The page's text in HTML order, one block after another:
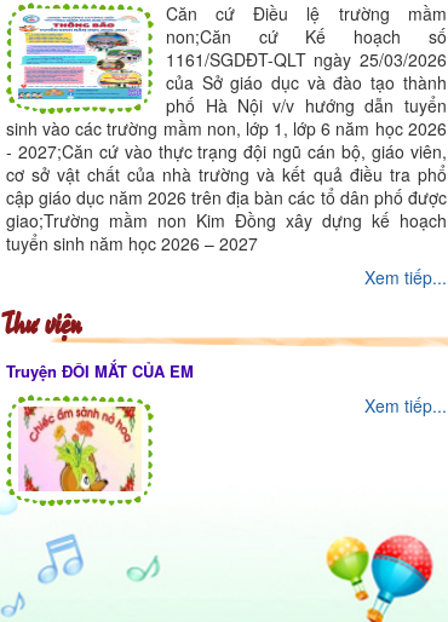
Căn cứ Điều lệ trường mầm
non;Căn cứ Kế hoạch số
1161/SGDĐT-QLT ngày 25/03/2026
của Sở giáo dục và đào tạo thành
phố Hà Nội v/v hướng dẫn tuyển
sinh vào các trường mầm non, lớp 1, lớp 6 năm học 2026
- 2027;Căn cứ vào thực trạng đội ngũ cán bộ, giáo viên,
cơ sở vật chất của nhà trường và kết quả điều tra phổ
cập giáo dục năm 2026 trên địa bàn các tổ dân phố được
giao;Trường mầm non Kim Đồng xây dựng kế hoạch
tuyển sinh năm học 2026 – 2027
Xem tiếp...
Thư viện
Truyện ĐÔI MẮT CỦA EM
Xem tiếp...